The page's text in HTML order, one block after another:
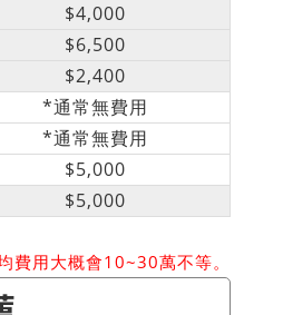
$4,000
$6,500
$2,400
*通常無費用
*通常無費用
$5,000
$5,000
費用大概會10~30萬不等。